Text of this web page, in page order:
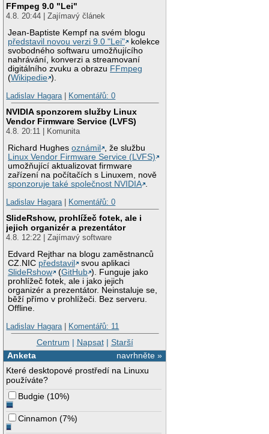
FFmpeg 9.0 "Lei"
4.8. 20:44 | Zajímavý článek
Jean-Baptiste Kempf na svém blogu
představil novou verzi 9.0 "Lei"
kolekce
svobodného softwaru umožňujícího
nahrávání, konverzi a streamovaní
digitálního zvuku a obrazu FFmpeg
(Wikipedie ).
Ladislav Hagara| Komentářů: 0
NVIDIA sponzorem služby Linux
Vendor Firmware Service (LVFS)
4.8. 20:11 | Komunita
Richard Hughesoznámil
, že službu
Linux Vendor Firmware Service (LVFS)
umožňující aktualizovat firmware
zařízení na počítačích s Linuxem, nově
sponzoruje také společnost NVIDIA .
Ladislav Hagara| Komentářů: 0
SlideRshow, prohlížeč fotek, ale i
jejich organizér a prezentátor
4.8. 12:22 | Zajímavý software
Edvard Rejthar na blogu zaměstnanců
CZ.NIC představil
svou aplikaci
SlideRshow
(GitHub ). Funguje jako
prohlížeč fotek, ale i jako jejich
organizér a prezentátor. Neinstaluje se,
běží přímo v prohlížeči. Bez serveru.
Offline.
Ladislav Hagara| Komentářů: 11
Centrum | Napsat| Starší
navrhněte »
Anketa
Které desktopové prostředí na Linuxu
používáte?
Budgie (10%)
Cinnamon (7%)